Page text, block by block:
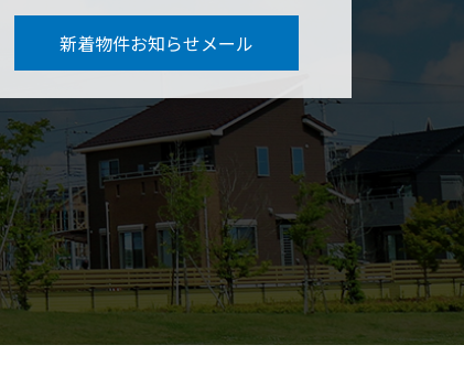
新着物件お知らせメール